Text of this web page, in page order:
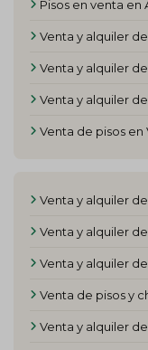
Pisos en venta en
Venta y alquiler
Venta y alquiler
Venta y alquiler
Venta de pisos en
Venta y alquiler
Venta y alquiler
Venta y alquiler
Venta de pisos y
Venta y alquiler